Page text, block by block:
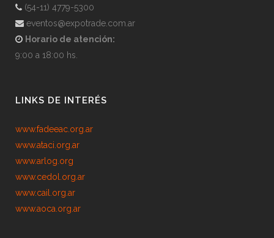
(54-11) 4779-5300
eventos@expotrade.com.ar
Horario de atención:
9:00 a 18:00 hs.
LINKS DE INTERÉS
www.fadeeac.org.ar
www.ataci.org.ar
www.arlog.org
www.cedol.org.ar
www.cail.org.ar
www.aoca.org.ar